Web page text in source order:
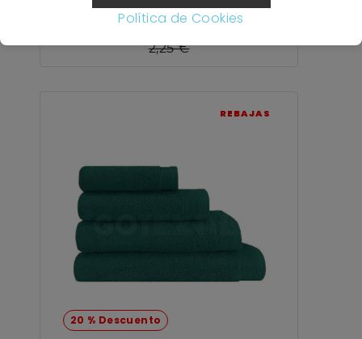
Política de Cookies
2,03 €
2,25 €
20 % Descuento
REBAJAS